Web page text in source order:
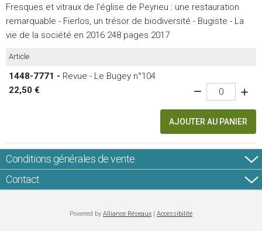
Fresques et vitraux de l'église de Peyrieu : une restauration
remarquable - Fierlos, un trésor de biodiversité - Bugiste - La
vie de la société en 2016 248 pages 2017
Article
1448-7771 - Revue - Le Bugey n°104
22,50 €
AJOUTER AU PANIER
Conditions générales de vente
Contact
Powered by Alliance Réseaux | Accessibilité